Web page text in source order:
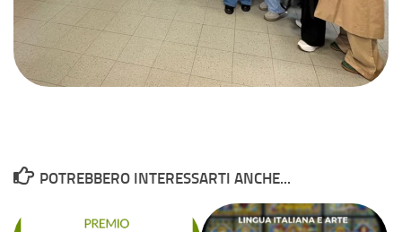
POTREBBERO INTERESSARTI ANCHE...